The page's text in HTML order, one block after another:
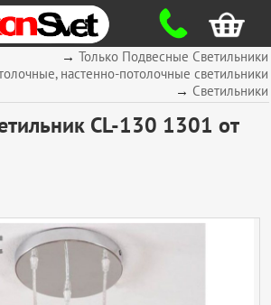
→ Только Подвесные Светильники
настенно-потолочные светильники
→ Светильники
CL-130 1301 от